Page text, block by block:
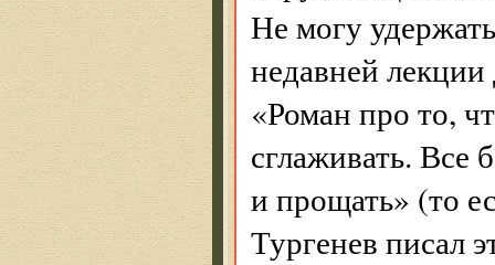
Не могу
недавней
«Роман про то,
сглаживать. Все
и прощать» (то
Тургенев писал